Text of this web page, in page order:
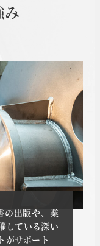
み
の出版や、業
している深い
がサポート